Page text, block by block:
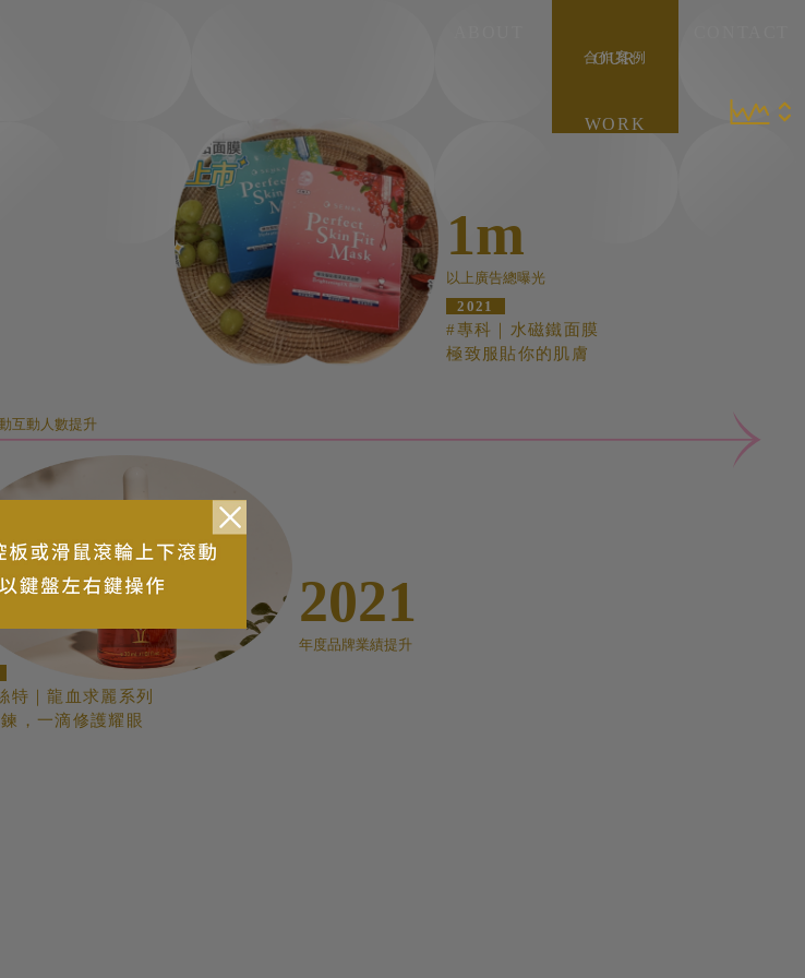
合作案例
OUR
WORK
互動人數提升
年度品牌業績提升
特｜龍血求麗系列
，一滴修護耀眼
2021
以上廣告總曝光
2021
#專科｜水磁鐵面膜
極致服貼你的肌膚
1m